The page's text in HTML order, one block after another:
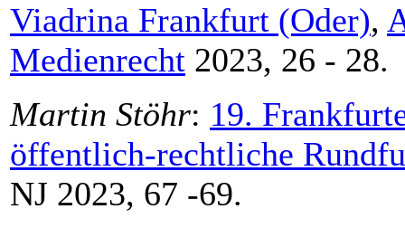
Viadrina Frankfurt (Oder),
Medienrecht 2023, 26 - 28.
Martin Stöhr: 19.
öffentlich-rechtliche
NJ 2023, 67 -69.